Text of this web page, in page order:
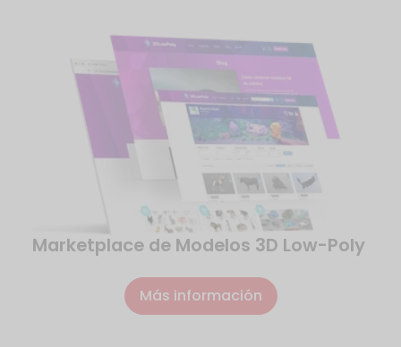
Marketplace de Modelos 3D Low-Poly
Más información